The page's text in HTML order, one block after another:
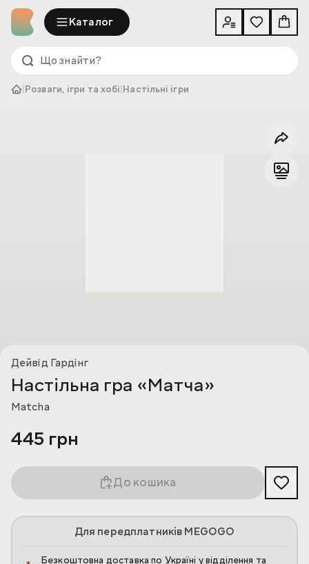
Каталог
Розваги, ігри та хобі Настільні ігри
Дейвід Гардінг
Настільна гра «Матча»
Matcha
445 грн
До кошика
Для передплатників MEGOGO
Безкоштовна доставка по Україні у відділення та